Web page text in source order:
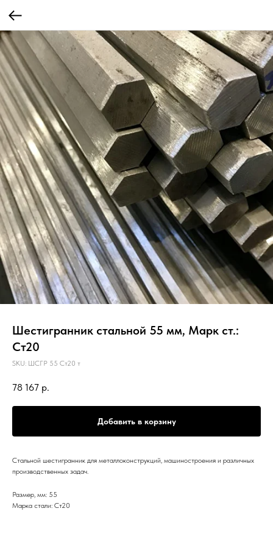
Шестигранник стальной 55 мм, Марк ст.:
Ст20
SKU: ШСГР 55 Ст20 т
78 167 р.
Добавить в корзину
Стальной шестигранник для металлоконструкций, машиностроения и различных
производственных задач.
Размер, мм: 55
Марка стали: Ст20